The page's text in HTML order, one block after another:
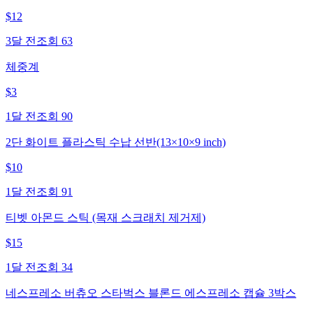
$12
3달 전 조회 63
체중계
$3
1달 전 조회 90
2단 화이트 플라스틱 수납 선반(13×10×9 inch)
$10
1달 전 조회 91
티벳 아몬드 스틱 (목재 스크래치 제거제)
$15
1달 전 조회 34
네스프레소 버츄오 스타벅스 블론드 에스프레소 캡슐 3박스